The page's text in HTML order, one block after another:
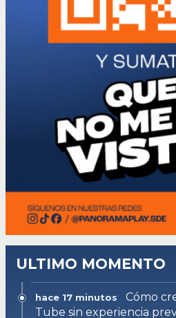
ULTIMO MOMENTO
hace 17 minutos
Cómo
Tube sin experiencia